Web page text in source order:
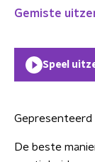
Gemiste
Speel
Gepresenteerd
De beste